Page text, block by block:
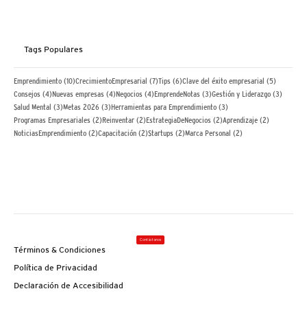
Tags Populares
Emprendimiento (10)10 posts
CrecimientoEmpresarial (7)7 posts
Tips (6)6 posts
Clave del éxito empresarial (5)
Consejos (4)4 posts
Nuevas empresas (4)4 posts
Negocios (4)4 posts
EmprendeNotas (3)3 posts
Gestión y Liderazgo (3)
Salud Mental (3)3 posts
Metas 2026 (3)3 posts
Herramientas para Emprendimiento (3)
Programas Empresariales (2)2 posts
Reinventar (2)2 posts
EstrategiaDeNegocios (2)2 posts
Aprendizaje (2)
NoticiasEmprendimiento (2)2 posts
Capacitación (2)2 posts
Startups (2)2 posts
Marca Personal (2)
Contáctanos
Términos & Condiciones
Política de Privacidad
Declaración de Accesibilidad